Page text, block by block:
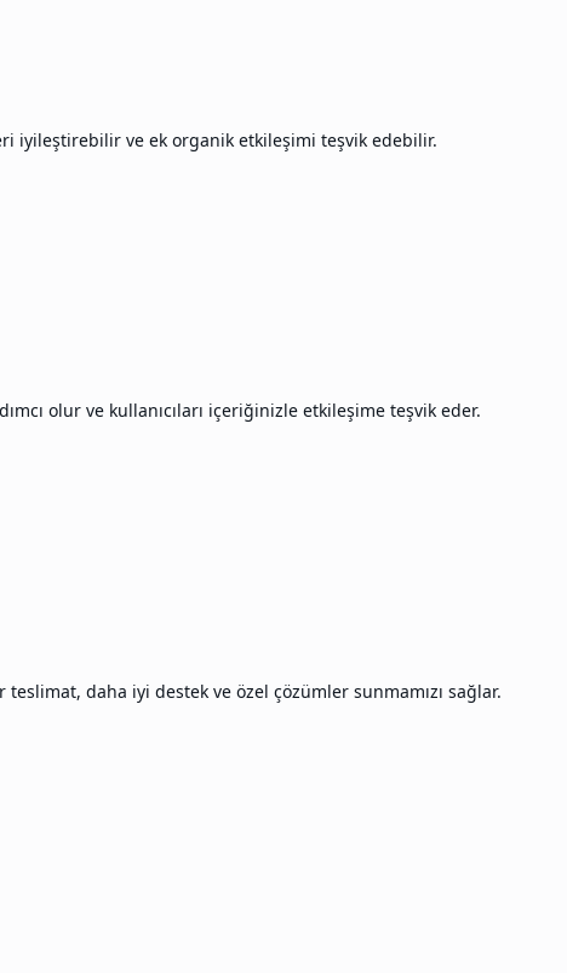
iyileştirebilir ve ek organik etkileşimi teşvik edebilir.
olur ve kullanıcıları içeriğinizle etkileşime teşvik eder.
daha iyi destek ve özel çözümler sunmamızı sağlar.